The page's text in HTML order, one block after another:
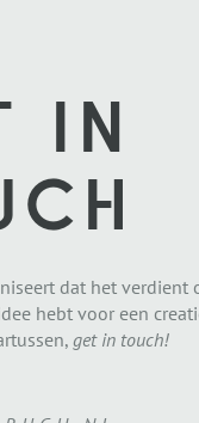
IN
dat het verdient
hebt voor een
get in touch!